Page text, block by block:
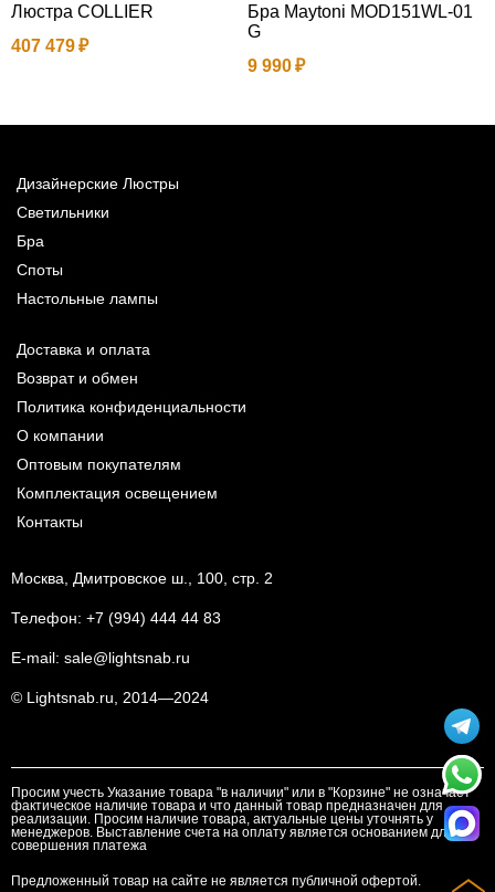
Люстра COLLIER
407 479
Бра Maytoni MOD151WL-01
G
9 990
Дизайнерские Люстры
Светильники
Бра
Споты
Настольные лампы
Доставка и оплата
Возврат и обмен
Политика конфиденциальности
О компании
Оптовым покупателям
Комплектация освещением
Контакты
Москва, Дмитровское ш., 100, стр. 2
Телефон: +7 (994) 444 44 83
E-mail: sale@lightsnab.ru
© Lightsnab.ru, 2014—2024
Просим учесть Указание товара "в наличии" или в "Корзине" не означает
фактическое наличие товара и что данный товар предназначен для
реализации. Просим наличие товара, актуальные цены уточнять у
менеджеров. Выставление счета на оплату является основанием для
совершения платежа
Предложенный товар на сайте не является публичной офертой.